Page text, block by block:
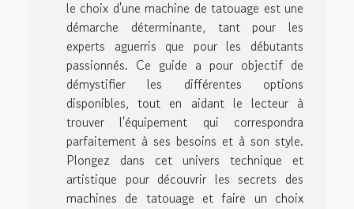
le choix d'une machine de tatouage est une
démarche déterminante, tant pour les
experts aguerris que pour les débutants
passionnés. Ce guide a pour objectif de
démystifier les différentes options
disponibles, tout en aidant le lecteur à
trouver l'équipement qui correspondra
parfaitement à ses besoins et à son style.
Plongez dans cet univers technique et
artistique pour découvrir les secrets des
machines de tatouage et faire un choix